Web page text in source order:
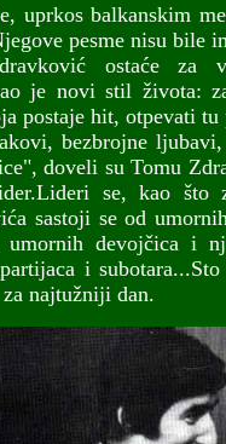
uprkos balkanskim
pesme nisu bile
ostaće za
je novi stil života:
postaje hit, otpevati
bezbrojne
doveli su Tomu
se, kao što
sastoji se od
umornih devojčica i
i
najtužniji dan.